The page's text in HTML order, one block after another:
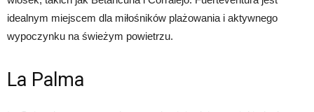
idealnym miejscem dla miłośników plażowania i aktywnego
wypoczynku na świeżym powietrzu.
La Palma